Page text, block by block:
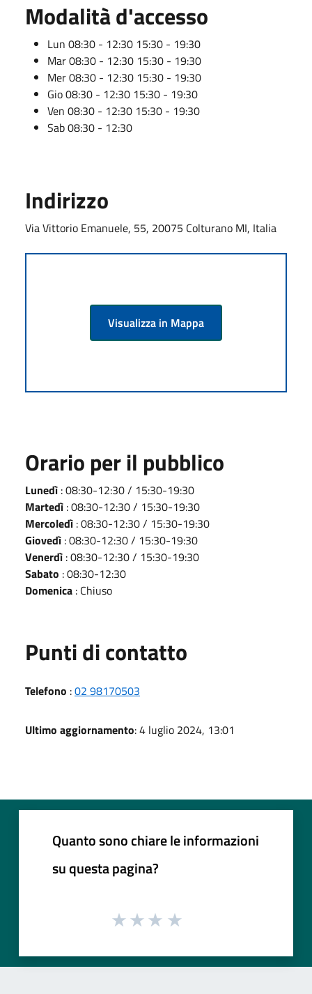
Modalità d'accesso
Lun 08:30 - 12:30 15:30 - 19:30
Mar 08:30 - 12:30 15:30 - 19:30
Mer 08:30 - 12:30 15:30 - 19:30
Gio 08:30 - 12:30 15:30 - 19:30
Ven 08:30 - 12:30 15:30 - 19:30
Sab 08:30 - 12:30
Indirizzo
Via Vittorio Emanuele, 55, 20075 Colturano MI, Italia
Visualizza in Mappa
Orario per il pubblico
Lunedì : 08:30-12:30 / 15:30-19:30
Martedì : 08:30-12:30 / 15:30-19:30
Mercoledì : 08:30-12:30 / 15:30-19:30
Giovedì : 08:30-12:30 / 15:30-19:30
Venerdì : 08:30-12:30 / 15:30-19:30
Sabato : 08:30-12:30
Domenica : Chiuso
Punti di contatto
Telefono :02 98170503
Ultimo aggiornamento: 4 luglio 2024, 13:01
Quanto sono chiare le informazioni
su questa pagina?